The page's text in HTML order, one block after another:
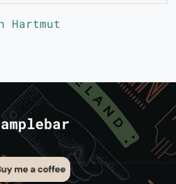
Hartmut